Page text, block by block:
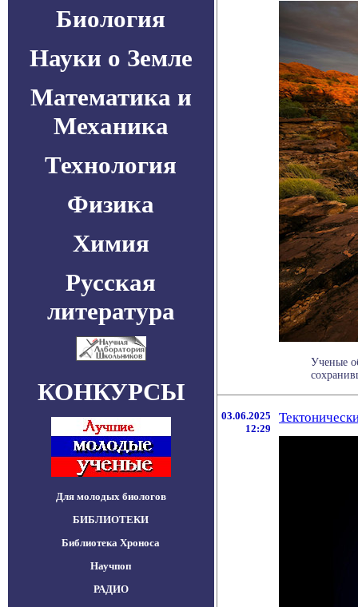
Биология
Науки о Земле
Математика и
Механика
Технология
Физика
Химия
Русская
литература
КОНКУРСЫ
Для молодых биологов
БИБЛИОТЕКИ
Библиотека Хроноса
Научпоп
РАДИО
Ученые
03.06.2025
12:29